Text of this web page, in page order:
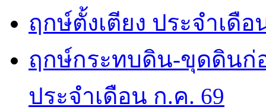
ฤกษ์ตั้งเตียง ประจำเดือ
ฤกษ์กระทบดิน-ขุดดินก่
ประจำเดือน ก.ค. 69